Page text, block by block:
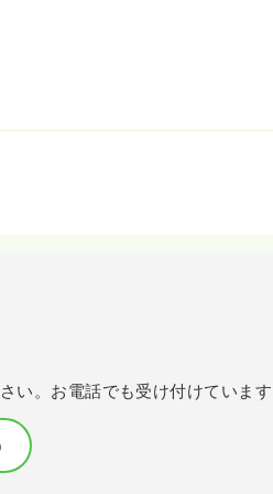
い。お電話でも受け付けていま